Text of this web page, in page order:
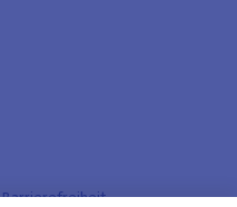
Barrierefreiheit